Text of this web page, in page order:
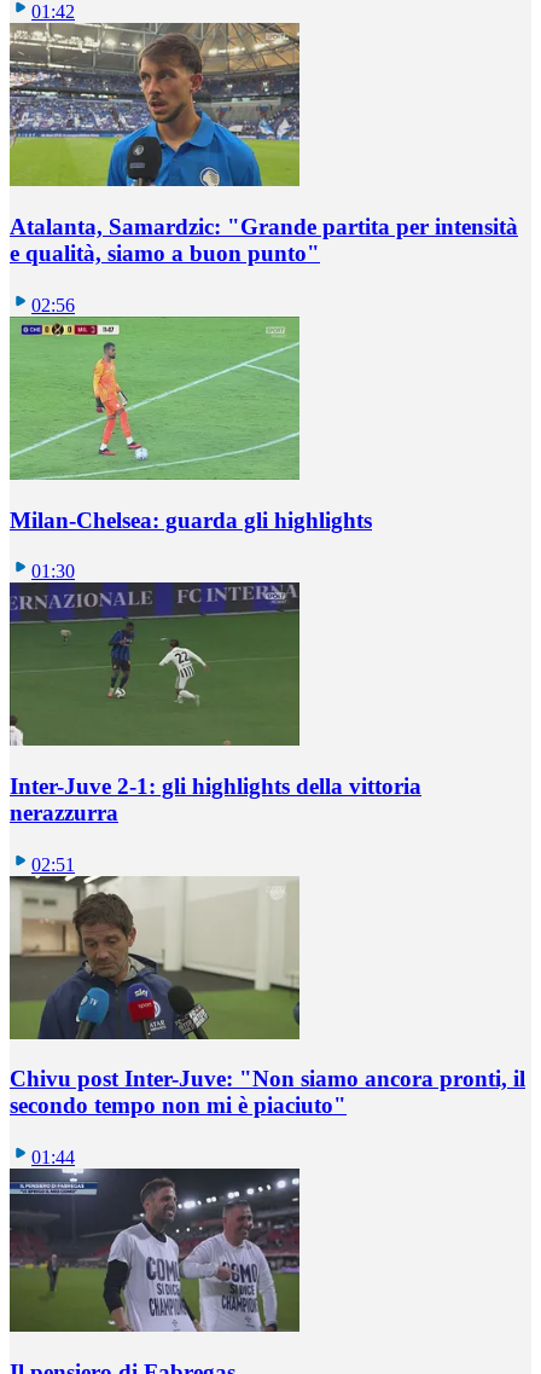
01:42
Atalanta, Samardzic: "Grande partita per intensità
e qualità, siamo a buon punto"
02:56
Milan-Chelsea: guarda gli highlights
01:30
Inter-Juve 2-1: gli highlights della vittoria
nerazzurra
02:51
Chivu post Inter-Juve: "Non siamo ancora pronti, il
secondo tempo non mi è piaciuto"
01:44